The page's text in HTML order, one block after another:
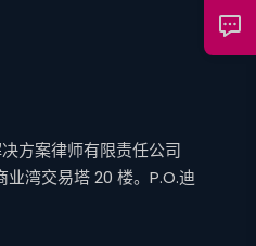
方案律师有限责任公司
湾交易塔 20 楼。P.O.迪